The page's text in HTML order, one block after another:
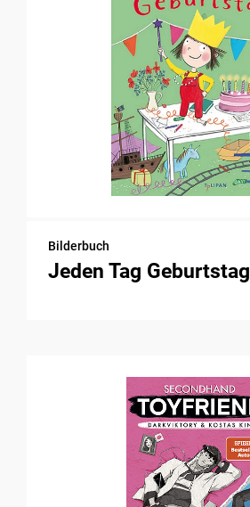
Bilderbuch
Jeden Tag Geburtstag